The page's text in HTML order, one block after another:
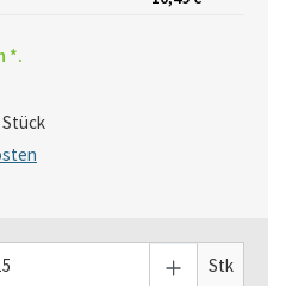
*.
Stück
Stk